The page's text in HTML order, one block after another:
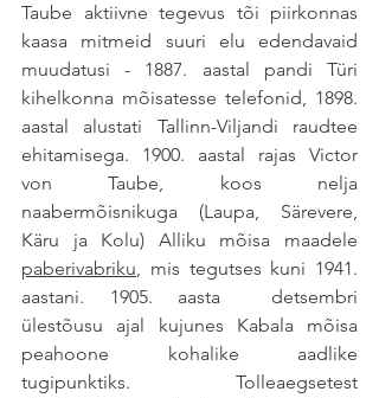
Taube aktiivne tegevus tõi piirkonnas
kaasa mitmeid suuri elu edendavaid
muudatusi - 1887. aastal pandi Türi
kihelkonna mõisatesse telefonid, 1898.
aastal alustati Tallinn-Viljandi raudtee
ehitamisega. 1900. aastal rajas Victor
von Taube, koos nelja
naabermõisnikuga (Laupa, Särevere,
paberivabriku, mis tegutses kuni 1941.
aastani. 1905. aasta  detsembri
ülestõusu ajal kujunes Kabala mõisa
peahoone kohalike aadlike
tugipunktiks. Tolleaegsetest